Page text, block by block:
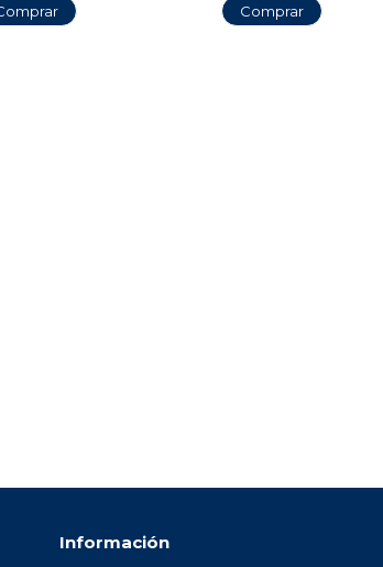
Comprar
Información